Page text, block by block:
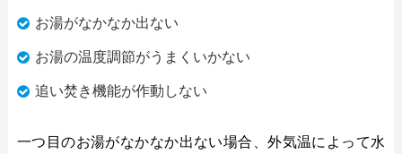
お湯がなかなか出ない
お湯の温度調節がうまくいかない
追い焚き機能が作動しない
一つ目のお湯がなかなか出ない場合、外気温によって水